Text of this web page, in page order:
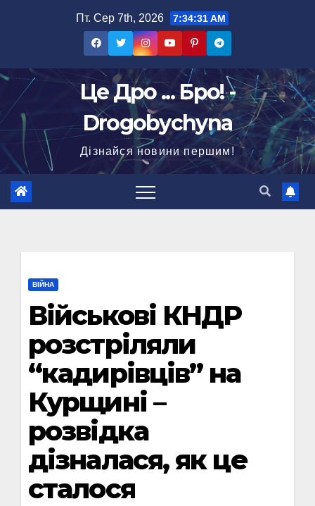
Пт. Сер 7th, 2026 7:34:32 AM
Це Дро ... Бро! -
Drogobychyna
Дізнайся новини першим!
ВІЙНА
Військові КНДР
розстріляли
“кадирівців” на
Курщині –
розвідка
дізналася, як це
сталося